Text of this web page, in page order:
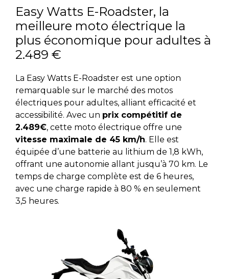
Easy Watts E-Roadster, la
meilleure moto électrique la
plus économique pour adultes à
2.489 €
La Easy Watts E-Roadster est une option
remarquable sur le marché des motos
électriques pour adultes, alliant efficacité et
accessibilité. Avec un prix compétitif de
2.489€, cette moto électrique offre une
vitesse maximale de 45 km/h. Elle est
équipée d’une batterie au lithium de 1,8 kWh,
offrant une autonomie allant jusqu’à 70 km. Le
temps de charge complète est de 6 heures,
avec une charge rapide à 80 % en seulement
3,5 heures.